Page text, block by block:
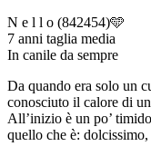
N e l l o (842454)🩵
7 anni taglia media
In canile da sempre
Da quando era solo un
conosciuto il calore di
All’inizio è un po’
quello che è: